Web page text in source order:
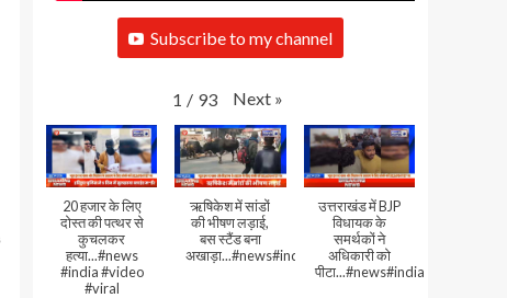
Subscribe to my channel
1 / 93 Next »
20 हजार के लिए
दोस्त की पत्थर से
कुचलकर
हत्या...#news
#india #video
#viral
ऋषिकेश में सांडों
की भीषण लड़ाई,
बस स्टैंड बना
अखाड़ा...#news#india#video#viral
उत्तराखंड में BJP
विधायक के
समर्थकों ने
अधिकारी को
पीटा...#news#india#video#viral